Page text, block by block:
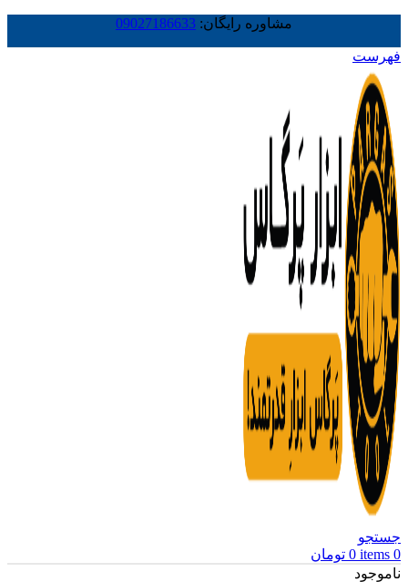
مشاوره رایگان: 09027186633
فهرست
جستجو
0
items
0 تومان
ناموجود